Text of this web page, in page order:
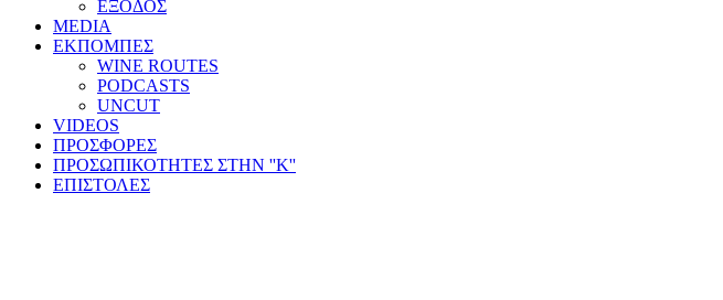
ΕΞΟΔΟΣ
MEDIA
ΕΚΠΟΜΠΕΣ
WINE ROUTES
PODCASTS
UNCUT
VIDEOS
ΠΡΟΣΦΟΡΕΣ
ΠΡΟΣΩΠΙΚΟΤΗΤΕΣ ΣΤΗΝ ''Κ''
ΕΠΙΣΤΟΛΕΣ